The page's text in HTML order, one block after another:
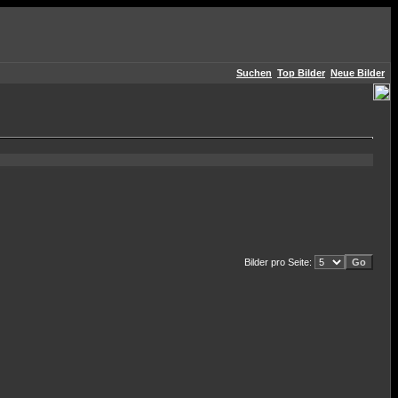
Suchen Top Bilder Neue Bilder
Bilder pro Seite: